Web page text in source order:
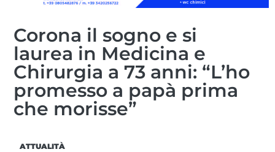
Corona il sogno e si
laurea in Medicina e
Chirurgia a 73 anni: “L’ho
promesso a papà prima
che morisse”
ATTUALITÀ